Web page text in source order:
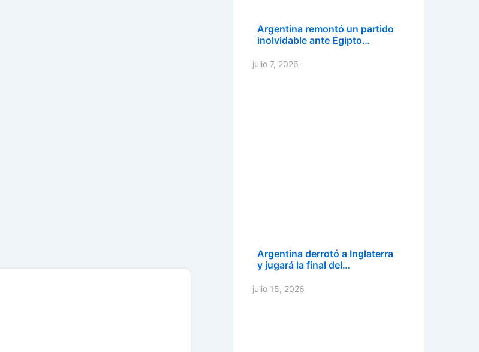
Argentina remontó un partido
inolvidable ante Egipto…
julio 7, 2026
Argentina derrotó a Inglaterra
y jugará la final del…
julio 15, 2026